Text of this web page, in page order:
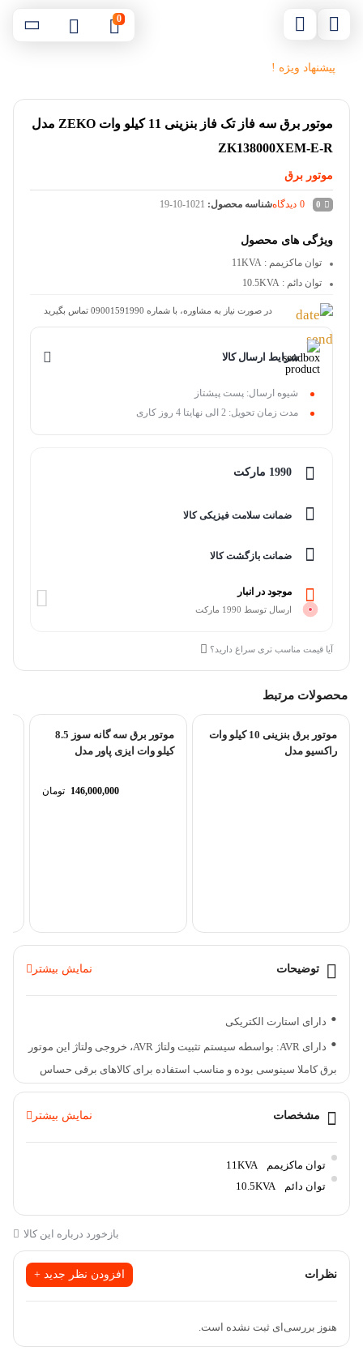
0
پیشنهاد ویژه !
موتور برق سه فاز تک فاز بنزینی 11 کیلو وات ZEKO مدل
ZK138000XEM-E-R
موتور برق
0
0 دیدگاهشناسه محصول: 19-10-1021
ویژگی های محصول
توان ماکزیمم : 11KVA
توان دائم : 10.5KVA
در صورت نیاز به مشاوره، با شماره 09001591990 تماس بگیرید
شرایط ارسال کالا
شیوه ارسال: پست پیشتاز
مدت زمان تحویل: 2 الی نهایتا 4 روز کاری
1990 مارکت
ضمانت سلامت فیزیکی کالا
ضمانت بازگشت کالا
موجود در انبار
ارسال توسط 1990 مارکت
آیا قیمت مناسب تری سراغ دارید؟
محصولات مرتبط
موتور برق بنزینی 10 کیلو وات
راکسیو مدل
موتور برق سه گانه سوز 8.5
کیلو وات ایزی پاور مدل
146,000,000 تومان
توضیحات نمایش بیشتر
دارای استارت الکتریکی
دارای AVR: بواسطه سیستم تثبیت ولتاژ AVR، خروجی ولتاژ این موتور
برق کاملا سینوسی بوده و مناسب استفاده برای کالاهای برقی حساس
مانند کالاهای پژشکی، لپ تاپ، کامپیوتر، صوتی تصویری و سایر کالاهای
الکترونیکی حساس می باشد
دارای پورت ATS: سیستم ATS وظیفه دارد در صورت قطع برق شهری،
به‌صورت اتوماتیک و بدون وقفه، برق ورودی سیستم را از برق شهر به
موتور برق تغییر دهد و پس از بازگشت برق اصلی، دوباره برق شهر را به
دارای ولتمتر دیجیتال
دارای خروجی 380 ولت AC سه فاز، 220 ولت AC تکفاز و 12 ولت DC
مشخصات نمایش بیشتر
توان ماکزیمم
11KVA
توان دائم
10.5KVA
بازخورد درباره این کالا
نظرات افزودن نظر جدید +
هنوز بررسی‌ای ثبت نشده است.